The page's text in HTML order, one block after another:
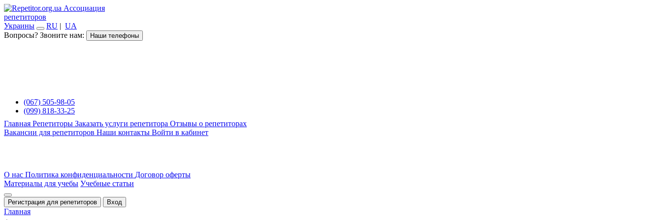
Ассоциация
репетиторов
Украины
RU | UA
Вопросы? Звоните нам:
Наши телефоны
(067) 505-98-05
(099) 818-33-25
Главная Репетиторы Заказать услуги репетитора Отзывы о репетиторах
Вакансии для репетиторов Наши контакты Войти в кабинет
О нас Политика конфиденциальности Договор оферты
Материалы для учебы Учебные статьи
Регистрация для репетиторов Вход
Главная